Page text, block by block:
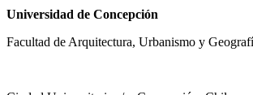
Universidad de Concepción
Facultad de Arquitectura, Urbanismo y